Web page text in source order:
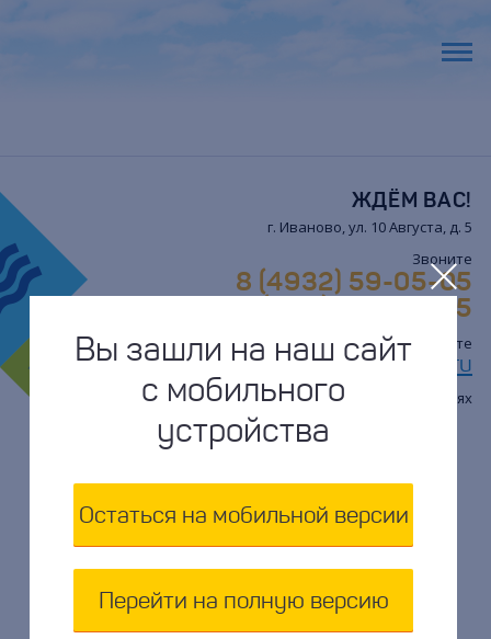
Вы зашли на наш сайт
с мобильного
устройства
Остаться на мобильной версии
Перейти на полную версию
ЖДЁМ ВАС!
г. Иваново, ул. 10 Августа, д. 5
Звоните
8 (4932) 59-05-05
8 (962) 159-50-05
Пишите
sletat37@mail.ru
Мы в соцсетях